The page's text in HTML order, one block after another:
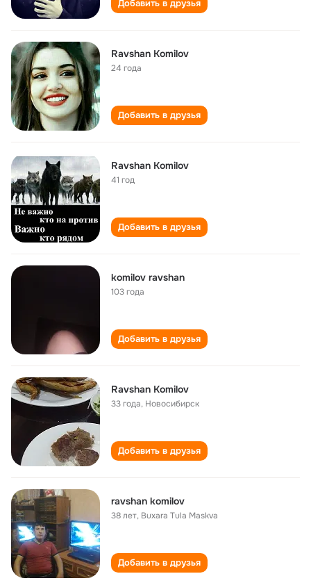
Добавить в друзья
Ravshan Komilov
24 года
Добавить в друзья
Ravshan Komilov
41 год
Добавить в друзья
komilov ravshan
103 года
Добавить в друзья
Ravshan Komilov
33 года, Новосибирск
Добавить в друзья
ravshan komilov
38 лет, Buxara Tula Maskva
Добавить в друзья